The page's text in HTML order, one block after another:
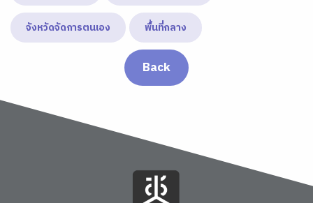
จังหวัดจัดการตนเอง พื้นที่กลาง
Back